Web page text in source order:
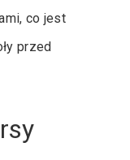
co jest
przed